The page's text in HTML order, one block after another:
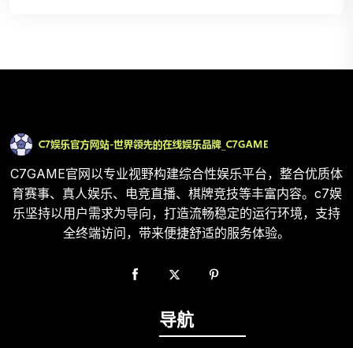
C7GAME官网以专业视野构建综合性娱乐平台，整合优质体
育赛事、真人娱乐、电竞直播、棋牌竞技等丰富内容。c7娱
乐坚持以用户需求为导向，打造流畅稳定的运行环境，支持
全终端访问，带来便捷舒适的服务体验。
导航